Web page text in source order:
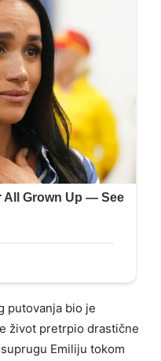
putovanja bio je
život pretrpio drastične
Emiliju tokom